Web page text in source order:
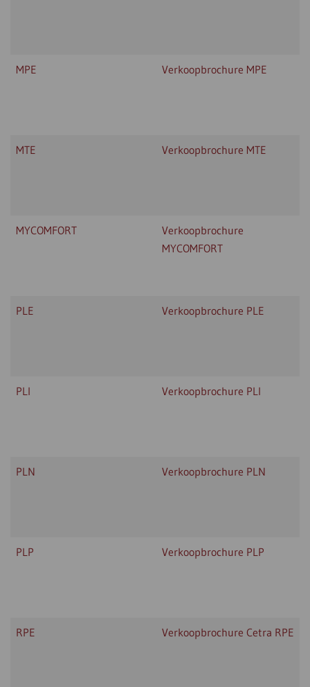
MPE Verkoopbrochure MPE
MTE Verkoopbrochure MTE
MYCOMFORT
Verkoopbrochure
MYCOMFORT
PLE Verkoopbrochure PLE
PLI Verkoopbrochure PLI
PLN Verkoopbrochure PLN
PLP Verkoopbrochure PLP
RPE Verkoopbrochure Cetra RPE